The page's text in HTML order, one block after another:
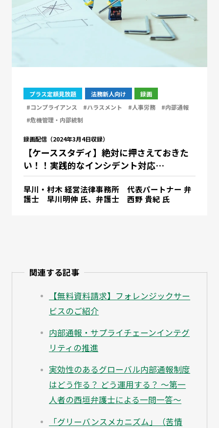
プラス定額見放題 法務新人向け
録画
#コンプライアンス
#ハラスメント #人事労務
#内部通報
#危機管理・内部統制
録画配信（2024年3月4日収録）
【ケーススタディ】絶対に押さえておきた
い！！実践的なインシデント対応…
早川・村木 経営法律事務所 代表パートナー 弁
護士 早川明伸 氏、弁護士 西野 貴紀 氏
関連する記事
【無料資料請求】フォレンジックサー
ビスのご紹介
内部通報・サプライチェーンインテグ
リティの推進
実効性のあるグローバル内部通報制度
はどう作る？ どう運用する？ ～第一
人者の西垣弁護士による一問一答～
「グリーバンスメカニズム」（苦情